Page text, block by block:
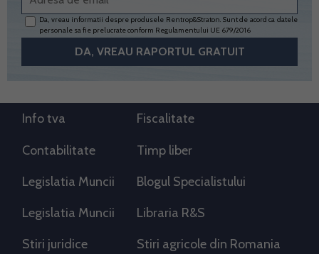
Da, vreau informatii despre produsele Rentrop&Straton. Sunt de acord ca datele
personale sa fie prelucrate conform Regulamentului UE 679/2016
Info tva Fiscalitate
Contabilitate Timp liber
Legislatia Muncii Blogul Specialistului
Legislatia Muncii Libraria R&S
Stiri juridice Stiri agricole din Romania